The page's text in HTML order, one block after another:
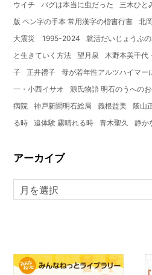
ウイチ
バグは本当に虫だった 三木ひと
版 ペン字の手本 常用漢字の楷書行書
北
大震災 1995-2024
就活だいじょうぶ
と生きていく方法
望月泉 木野本美千代
子
正井禮子 母が若年性アルツハイマー
一・小西イサオ
源氏物語 明石のうへの
病院
神戸新聞明石総局 義根益美 蔭山
る時
追体験 霧晴れる時 青木聖久 静か
アーカイブ
月を選択